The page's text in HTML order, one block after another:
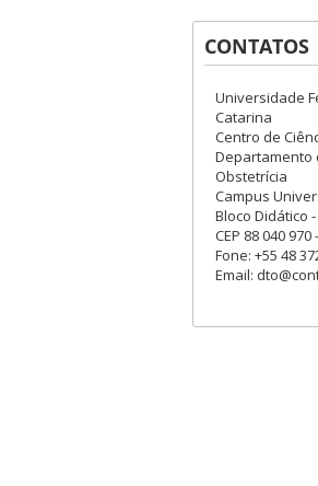
CONTATOS
Universidade
Catarina
Centro de
Departamento
Obstetrícia
Campus
Bloco Didático
CEP 88 040
Fone: +55 48
Email: